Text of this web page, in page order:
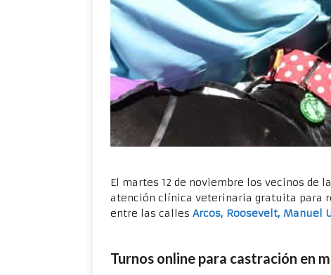
El martes 12 de noviembre los vecinos de
atención clínica veterinaria gratuita para
entre las calles Arcos, Roosevelt, Manuel
Turnos online para castración en